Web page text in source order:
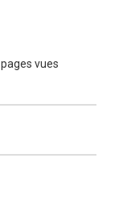
pages vues